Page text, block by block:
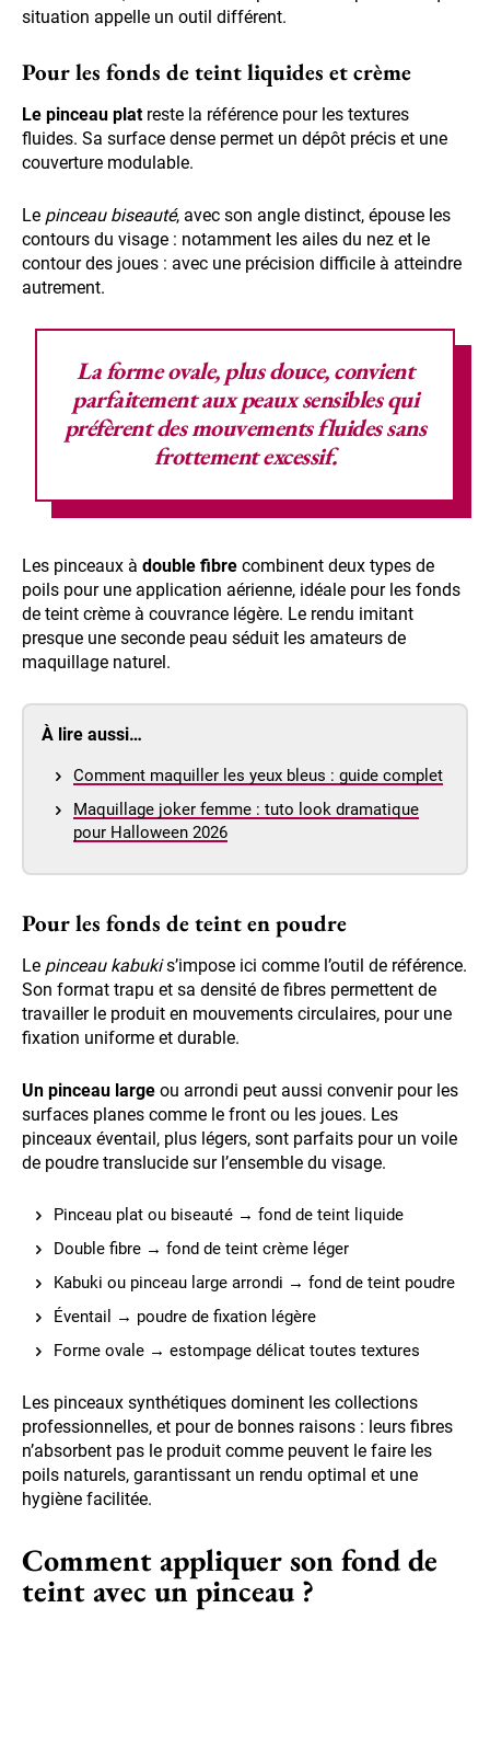
situation appelle un outil différent.
Pour les fonds de teint liquides et crème
Le pinceau platreste la référence pour les textures
fluides. Sa surface dense permet un dépôt précis et une
couverture modulable.
Le pinceau biseauté, avec son angle distinct, épouse les
contours du visage : notamment les ailes du nez et le
contour des joues : avec une précision difficile à atteindre
autrement.
La forme ovale, plus douce, convient
parfaitement aux peaux sensibles qui
préfèrent desmouvements fluidessans
frottement excessif.
Les pinceaux à double fibre combinent deux types de
poils pour une application aérienne, idéale pour les fonds
de teint crème à couvrance légère. Le rendu imitant
presque une seconde peau séduit les amateurs de
maquillage naturel.
À lire aussi…
Comment maquiller les yeux bleus : guide complet
Maquillage joker femme : tuto look dramatique
pour Halloween 2026
Pour les fonds de teint en poudre
Le pinceau kabukis’impose ici comme l’outil de référence.
Son format trapu et sa densité de fibres permettent de
travailler le produit en mouvements circulaires, pour une
fixation uniforme et durable.
Un pinceau large ou arrondi peut aussi convenir pour les
surfaces planes comme le front ou les joues. Les
pinceaux éventail, plus légers, sont parfaits pour un voile
de poudre translucide sur l’ensemble du visage.
Pinceau plat ou biseauté → fond de teint liquide
Double fibre → fond de teint crème léger
Kabuki ou pinceau large arrondi → fond de teint poudre
Éventail → poudre de fixation légère
Forme ovale → estompage délicat toutes textures
Les pinceaux synthétiques dominent les collections
professionnelles, et pour de bonnes raisons : leurs fibres
n’absorbent pas le produit comme peuvent le faire les
poils naturels, garantissant un rendu optimal et une
hygiène facilitée.
Comment appliquer son fond de
teint avec un pinceau ?